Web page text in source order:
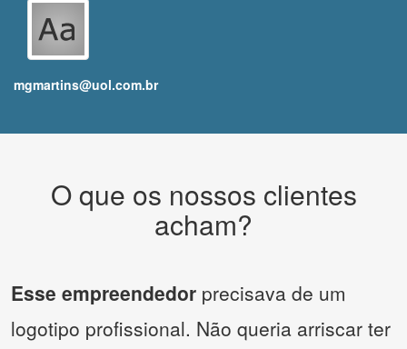
mgmartins@uol.com.br
O que os nossos clientes
acham?
Esse empreendedor precisava de um
logotipo profissional. Não queria arriscar ter